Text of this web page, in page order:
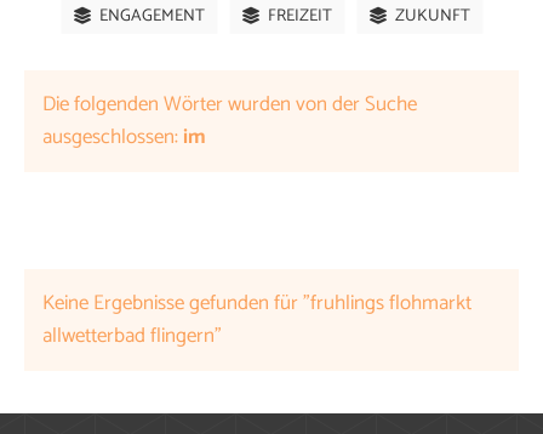
ENGAGEMENT FREIZEIT ZUKUNFT
Die folgenden Wörter wurden von der Suche
ausgeschlossen:im
Keine Ergebnisse gefunden für "fruhlings flohmarkt
allwetterbad flingern"